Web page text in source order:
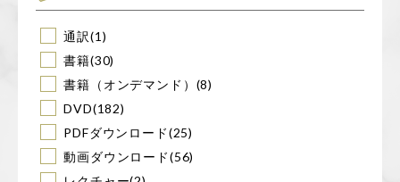
通訳(1)
書籍(30)
書籍（オンデマンド） (8)
DVD(182)
PDFダウンロード(25)
動画ダウンロード(56)